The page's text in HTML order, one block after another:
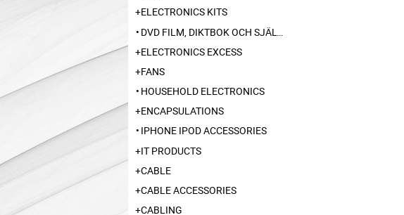
ELECTRONICS KITS
DVD FILM, DIKTBOK OCH SJÄLVBIOGRAFI FRÅN SKARABORG
ELECTRONICS EXCESS
FANS
HOUSEHOLD ELECTRONICS
ENCAPSULATIONS
IPHONE IPOD ACCESSORIES
IT PRODUCTS
CABLE
CABLE ACCESSORIES
CABLING